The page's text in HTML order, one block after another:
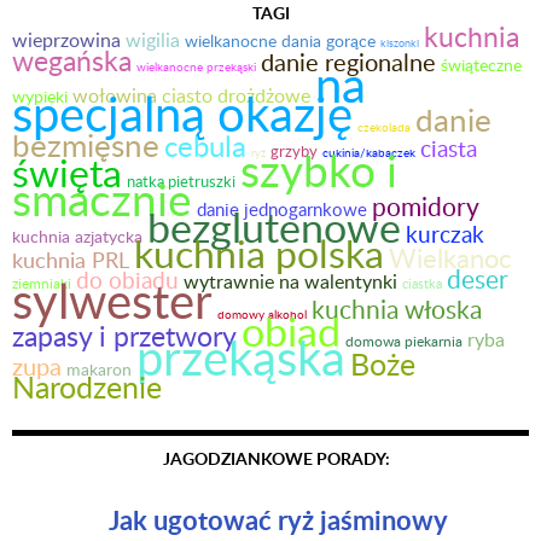
TAGI
wieprzowina wigilia wielkanocne dania gorące kiszonki kuchnia
wegańska wielkanocne przekąski danie regionalne świąteczne
wypieki wołowina ciasto drożdżowena
specjalną okazję czekolada danie
bezmięsnecebula ryż grzyby cukinia/kabaczek ciasta
święta natka pietruszki szybko i
smacznie danie jednogarnkowe pomidory
kuchnia azjatycka bezglutenowe kurczak
kuchnia PRLkuchnia polskaWielkanoc
ziemniaki do obiadu wytrawnie na walentynki ciastka deser
sylwester domowy alkohol kuchnia włoska
zapasy i przetworyobiad domowa piekarnia ryba
zupa makaron przekąska Boże
Narodzenie
JAGODZIANKOWE PORADY:
Jak ugotować ryż jaśminowy